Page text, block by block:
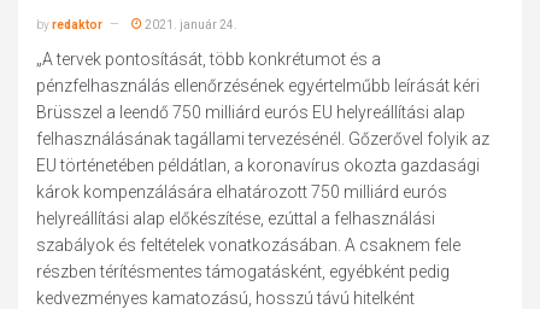
byredaktor 2021. január 24.
„A tervek pontosítását, több konkrétumot és a
pénzfelhasználás ellenőrzésének egyértelműbb leírását kéri
Brüsszel a leendő 750 milliárd eurós EU helyreállítási alap
felhasználásának tagállami tervezésénél. Gőzerővel folyik az
EU történetében példátlan, a koronavírus okozta gazdasági
károk kompenzálására elhatározott 750 milliárd eurós
helyreállítási alap előkészítése, ezúttal a felhasználási
szabályok és feltételek vonatkozásában. A csaknem fele
részben térítésmentes támogatásként, egyébként pedig
kedvezményes kamatozású, hosszú távú hitelként